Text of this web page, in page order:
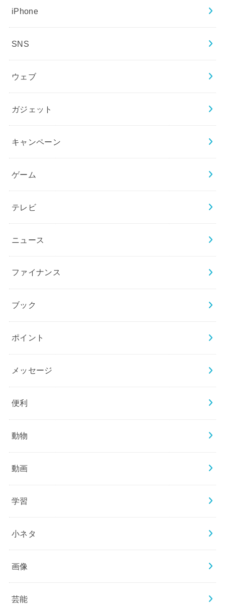
iPhone
SNS
ウェブ
ガジェット
キャンペーン
ゲーム
テレビ
ニュース
ファイナンス
ブック
ポイント
メッセージ
便利
動物
動画
学習
小ネタ
画像
芸能